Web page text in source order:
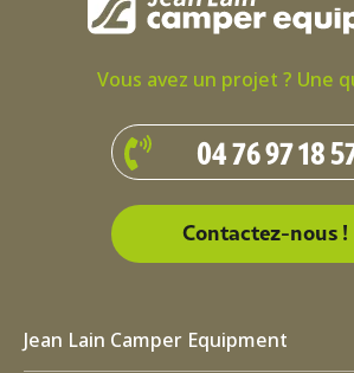
Vous avez un projet ? Une
04 76 97 18
Contactez-nous !
Jean Lain Camper Equipment